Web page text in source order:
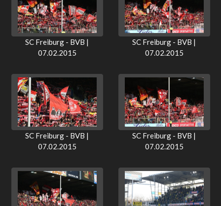
SC Freiburg - BVB |
07.02.2015
SC Freiburg - BVB |
07.02.2015
SC Freiburg - BVB |
07.02.2015
SC Freiburg - BVB |
07.02.2015